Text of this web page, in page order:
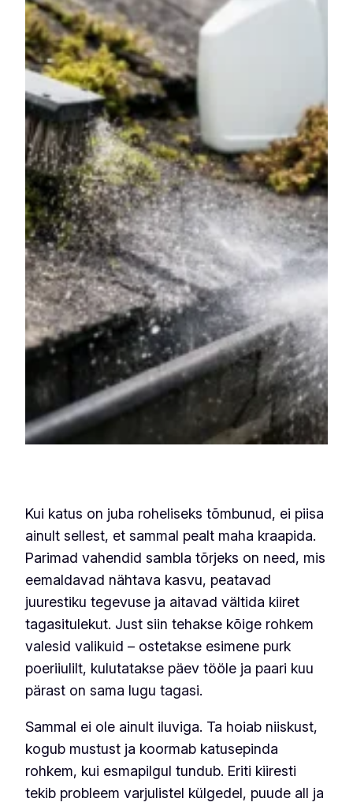
Kui katus on juba roheliseks tõmbunud, ei piisa
ainult sellest, et sammal pealt maha kraapida.
Parimad vahendid sambla tõrjeks on need, mis
eemaldavad nähtava kasvu, peatavad
juurestiku tegevuse ja aitavad vältida kiiret
tagasitulekut. Just siin tehakse kõige rohkem
valesid valikuid – ostetakse esimene purk
poeriiulilt, kulutatakse päev tööle ja paari kuu
pärast on sama lugu tagasi.
Sammal ei ole ainult iluviga. Ta hoiab niiskust,
kogub mustust ja koormab katusepinda
rohkem, kui esmapilgul tundub. Eriti kiiresti
tekib probleem varjulistel külgedel, puude all ja